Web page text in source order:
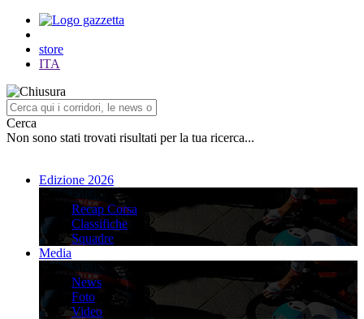
store
ITA
Cerca
Non sono stati trovati risultati per la tua ricerca...
Edizione 2026
Edizione 2026
Recap Corsa
Classifiche
Squadre
Media
Media
News
Foto
Video